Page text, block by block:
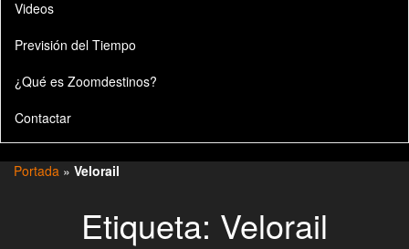
Videos
Previsión del Tiempo
¿Qué es Zoomdestinos?
Contactar
Portada » Velorail
Etiqueta: Velorail